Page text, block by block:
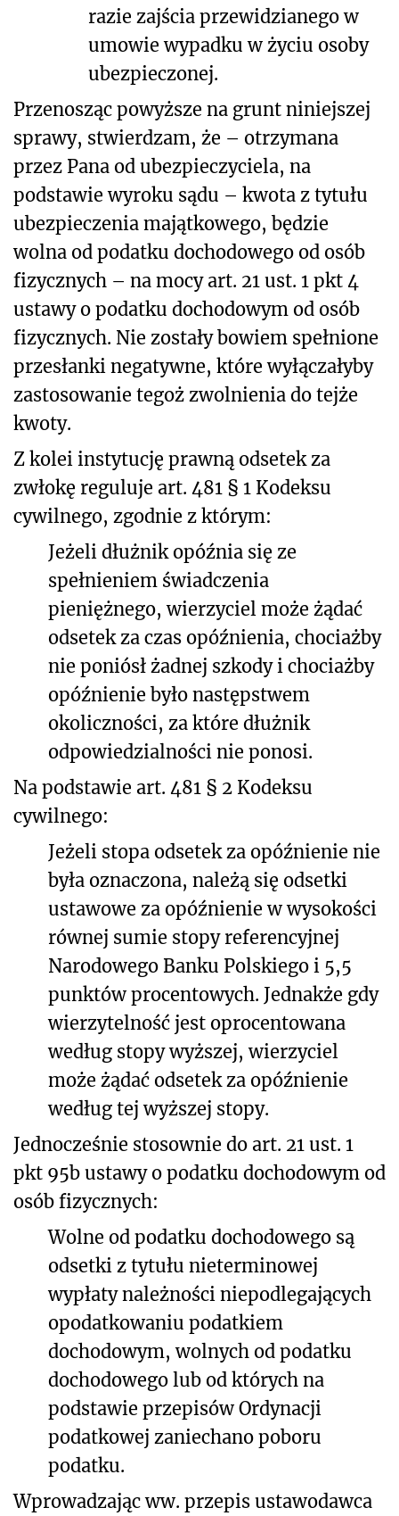
razie zajścia przewidzianego w
umowie wypadku w życiu osoby
ubezpieczonej.
Przenosząc powyższe na grunt niniejszej
sprawy, stwierdzam, że – otrzymana
przez Pana od ubezpieczyciela, na
podstawie wyroku sądu – kwota z tytułu
ubezpieczenia majątkowego, będzie
wolna od podatku dochodowego od osób
fizycznych – na mocy art. 21 ust. 1 pkt 4
ustawy o podatku dochodowym od osób
fizycznych. Nie zostały bowiem spełnione
przesłanki negatywne, które wyłączałyby
zastosowanie tegoż zwolnienia do tejże
kwoty.
Z kolei instytucję prawną odsetek za
zwłokę reguluje art. 481 § 1 Kodeksu
cywilnego, zgodnie z którym:
Jeżeli dłużnik opóźnia się ze
spełnieniem świadczenia
pieniężnego, wierzyciel może żądać
odsetek za czas opóźnienia, chociażby
nie poniósł żadnej szkody i chociażby
opóźnienie było następstwem
okoliczności, za które dłużnik
odpowiedzialności nie ponosi.
Na podstawie art. 481 § 2 Kodeksu
cywilnego:
Jeżeli stopa odsetek za opóźnienie nie
była oznaczona, należą się odsetki
ustawowe za opóźnienie w wysokości
równej sumie stopy referencyjnej
Narodowego Banku Polskiego i 5,5
punktów procentowych. Jednakże gdy
wierzytelność jest oprocentowana
według stopy wyższej, wierzyciel
może żądać odsetek za opóźnienie
według tej wyższej stopy.
Jednocześnie stosownie do art. 21 ust. 1
pkt 95b ustawy o podatku dochodowym od
osób fizycznych:
Wolne od podatku dochodowego są
odsetki z tytułu nieterminowej
wypłaty należności niepodlegających
opodatkowaniu podatkiem
dochodowym, wolnych od podatku
dochodowego lub od których na
podstawie przepisów Ordynacji
podatkowej zaniechano poboru
podatku.
Wprowadzając ww. przepis ustawodawca